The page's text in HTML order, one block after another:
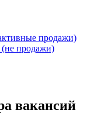
продажи)
(не продажи)
вакансий